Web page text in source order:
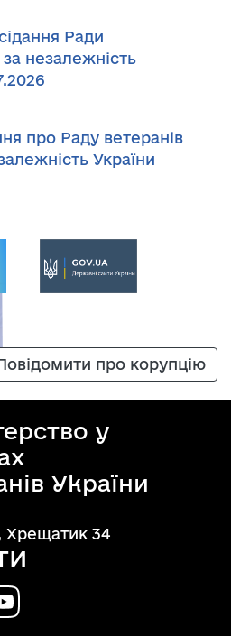
Ради
за незалежність
про Раду ветеранів
України
про корупцію
у
України
Хрещатик 34